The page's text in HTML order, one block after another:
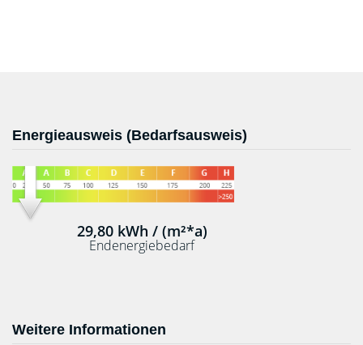
Energieausweis (Bedarfsausweis)
29,80 kWh / (m²*a)
Endenergiebedarf
Weitere Informationen